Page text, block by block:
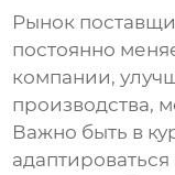
Рынок
постоянно
компании,
производства,
Важно быть в